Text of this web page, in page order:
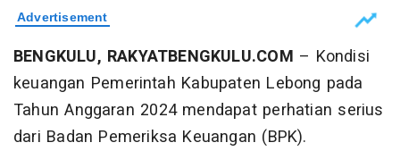
BENGKULU, RAKYATBENGKULU.COM – Kondisi
keuangan Pemerintah Kabupaten Lebong pada
Tahun Anggaran 2024 mendapat perhatian serius
dari Badan Pemeriksa Keuangan (BPK).